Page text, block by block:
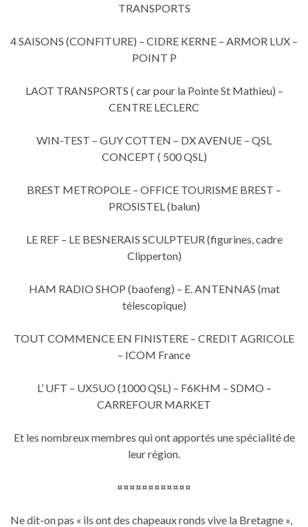
TRANSPORTS
4 SAISONS (CONFITURE) – CIDRE KERNE – ARMOR LUX –
POINT P
LAOT TRANSPORTS ( car pour la Pointe St Mathieu) –
CENTRE LECLERC
WIN-TEST – GUY COTTEN – DX AVENUE – QSL
CONCEPT ( 500 QSL)
BREST METROPOLE – OFFICE TOURISME BREST –
PROSISTEL (balun)
LE REF – LE BESNERAIS SCULPTEUR (figurines, cadre
Clipperton)
HAM RADIO SHOP (baofeng) – E. ANTENNAS (mat
télescopique)
TOUT COMMENCE EN FINISTERE – CREDIT AGRICOLE
– ICOM France
L’ UFT – UX5UO (1000 QSL) – F6KHM – SDMO –
CARREFOUR MARKET
Et les nombreux membres qui ont apportés une spécialité de
leur région.
¤¤¤¤¤¤¤¤¤¤¤¤
Ne dit-on pas « ils ont des chapeaux ronds vive la Bretagne »,